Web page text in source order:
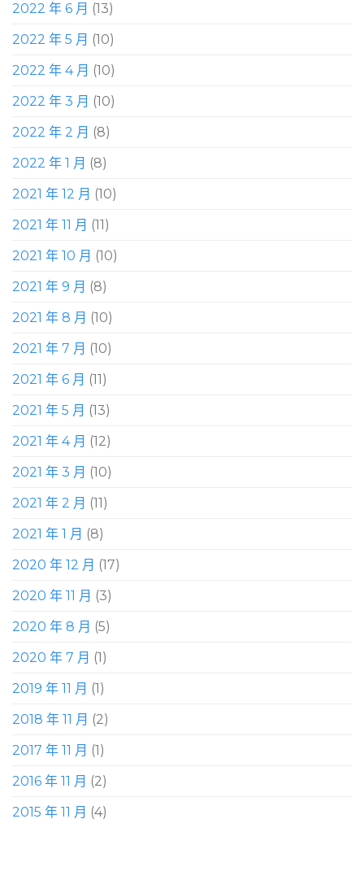
2022 年 6 月 (13)
2022 年 5 月 (10)
2022 年 4 月 (10)
2022 年 3 月 (10)
2022 年 2 月 (8)
2022 年 1 月 (8)
2021 年 12 月 (10)
2021 年 11 月 (11)
2021 年 10 月 (10)
2021 年 9 月 (8)
2021 年 8 月 (10)
2021 年 7 月 (10)
2021 年 6 月 (11)
2021 年 5 月 (13)
2021 年 4 月 (12)
2021 年 3 月 (10)
2021 年 2 月 (11)
2021 年 1 月 (8)
2020 年 12 月 (17)
2020 年 11 月 (3)
2020 年 8 月 (5)
2020 年 7 月 (1)
2019 年 11 月 (1)
2018 年 11 月 (2)
2017 年 11 月 (1)
2016 年 11 月 (2)
2015 年 11 月 (4)